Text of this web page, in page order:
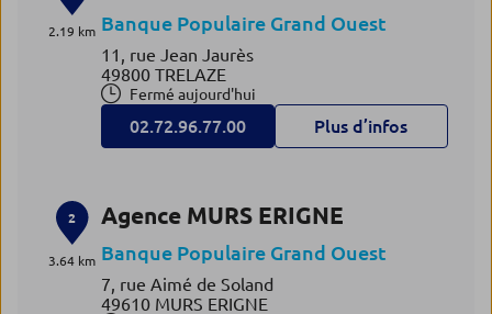
2.19 km Banque Populaire Grand Ouest
11, rue Jean Jaurès
49800 TRELAZE
Fermé aujourd'hui
02.72.96.77.00 Plus d’infos
2
3.64 km
Agence MURS ERIGNE
Banque Populaire Grand Ouest
7, rue Aimé de Soland
49610 MURS ERIGNE